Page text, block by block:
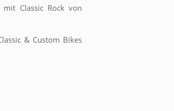
Classic Rock von
& Custom Bikes